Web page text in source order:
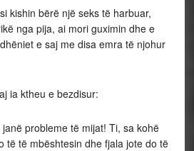
kishin bërë një seks të harbuar,
nga pija, ai mori guximin dhe e
e saj me disa emra të njohur
ia ktheu e bezdisur:
janë probleme të mijat! Ti, sa kohë
të të mbështesin dhe fjala jote do të